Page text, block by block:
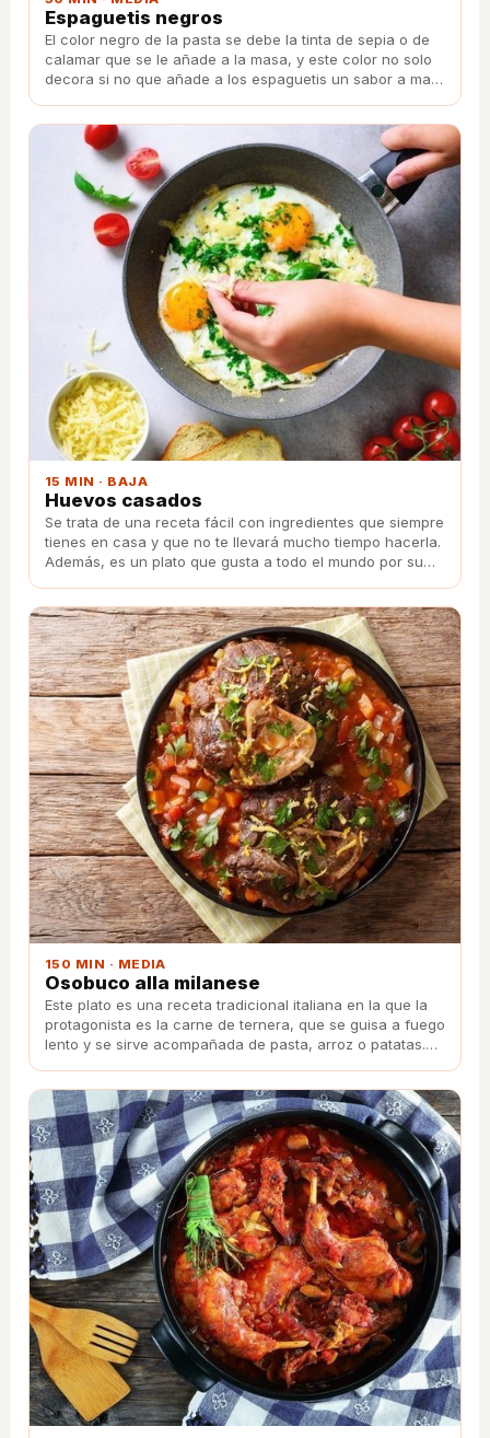
Espaguetis negros
El color negro de la pasta se debe la tinta de sepia o de
calamar que se le añade a la masa, y este color no solo
decora si no que añade a los espaguetis un sabor a mar
15 MIN · BAJA
Huevos casados
Se trata de una receta fácil con ingredientes que siempre
tienes en casa y que no te llevará mucho tiempo hacerla.
Además, es un plato que gusta a todo el mundo por su
150 MIN · MEDIA
Osobuco alla milanese
Este plato es una receta tradicional italiana en la que la
protagonista es la carne de ternera, que se guisa a fuego
lento y se sirve acompañada de pasta, arroz o patatas.